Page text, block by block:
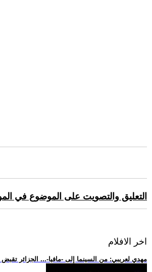
التعليق والتصويت على الموضوع في
اخر الافلام
.. مهدي لعريبي: من السينما إلى -مافيا-... الجزائر